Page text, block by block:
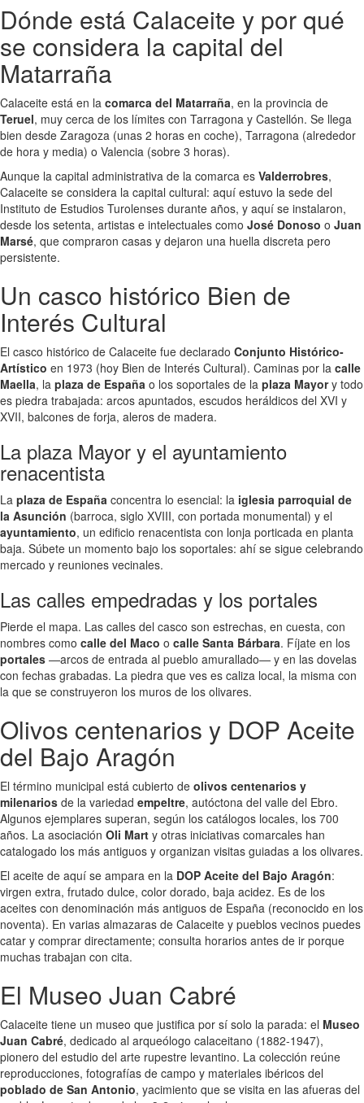
Dónde está Calaceite y por qué
se considera la capital del
Matarraña
Calaceite está en la comarca del Matarraña, en la provincia de
Teruel, muy cerca de los límites con Tarragona y Castellón. Se llega
bien desde Zaragoza (unas 2 horas en coche), Tarragona (alrededor
de hora y media) o Valencia (sobre 3 horas).
Aunque la capital administrativa de la comarca es Valderrobres,
Calaceite se considera la capital cultural: aquí estuvo la sede del
Instituto de Estudios Turolenses durante años, y aquí se instalaron,
desde los setenta, artistas e intelectuales como José Donoso o Juan
Marsé, que compraron casas y dejaron una huella discreta pero
persistente.
Un casco histórico Bien de
Interés Cultural
El casco histórico de Calaceite fue declarado Conjunto Histórico-
Artístico en 1973 (hoy Bien de Interés Cultural). Caminas por la calle
Maella, la plaza de España o los soportales de la plaza Mayory todo
es piedra trabajada: arcos apuntados, escudos heráldicos del XVI y
XVII, balcones de forja, aleros de madera.
La plaza Mayor y el ayuntamiento
renacentista
La plaza de España concentra lo esencial: la iglesia parroquial de
la Asunción (barroca, siglo XVIII, con portada monumental) y el
ayuntamiento, un edificio renacentista con lonja porticada en planta
baja. Súbete un momento bajo los soportales: ahí se sigue celebrando
mercado y reuniones vecinales.
Las calles empedradas y los portales
Pierde el mapa. Las calles del casco son estrechas, en cuesta, con
nombres como calle del Maco o calle Santa Bárbara. Fíjate en los
portales —arcos de entrada al pueblo amurallado— y en las dovelas
con fechas grabadas. La piedra que ves es caliza local, la misma con
la que se construyeron los muros de los olivares.
Olivos centenarios y DOP Aceite
del Bajo Aragón
El término municipal está cubierto de olivos centenarios y
milenarios de la variedad empeltre, autóctona del valle del Ebro.
Algunos ejemplares superan, según los catálogos locales, los 700
años. La asociación Oli Mart y otras iniciativas comarcales han
catalogado los más antiguos y organizan visitas guiadas a los olivares.
El aceite de aquí se ampara en la DOP Aceite del Bajo Aragón:
virgen extra, frutado dulce, color dorado, baja acidez. Es de los
aceites con denominación más antiguos de España (reconocido en los
noventa). En varias almazaras de Calaceite y pueblos vecinos puedes
catar y comprar directamente; consulta horarios antes de ir porque
muchas trabajan con cita.
El Museo Juan Cabré
Calaceite tiene un museo que justifica por sí solo la parada: el Museo
Juan Cabré, dedicado al arqueólogo calaceitano (1882-1947),
pionero del estudio del arte rupestre levantino. La colección reúne
reproducciones, fotografías de campo y materiales ibéricos del
poblado de San Antonio, yacimiento que se visita en las afueras del